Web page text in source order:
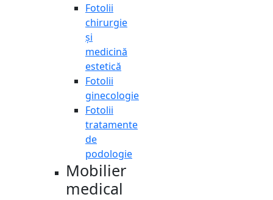
Fotolii
chirurgie
și
medicină
estetică
Fotolii
ginecologie
Fotolii
tratamente
de
podologie
Mobilier
medical